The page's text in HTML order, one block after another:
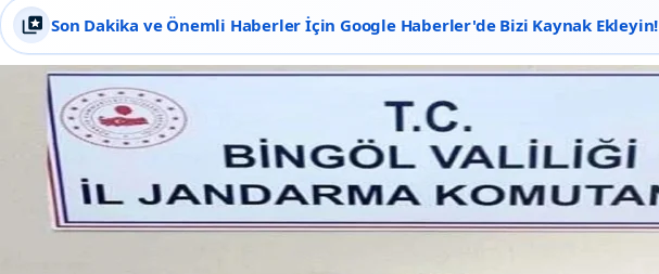
Son Dakika ve Önemli Haberler İçin Google Haberler'de Bizi Kaynak Ekleyin!